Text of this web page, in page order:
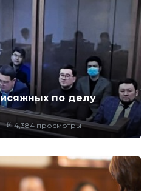
по делу
4,384 просмотры